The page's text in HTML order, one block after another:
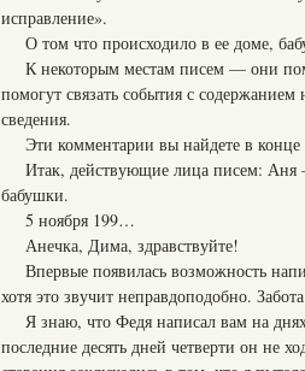
исправление».
О том что происходило в ее доме,
К некоторым местам писем — они
помогут связать события с
сведения.
Эти комментарии вы найдете в
Итак, действующие лица писем:
бабушки.
5 ноября 199…
Анечка, Дима, здравствуйте!
Впервые появилась возможность
хотя это звучит неправдоподобно.
Я знаю, что Федя написал вам на
последние десять дней четверти он не